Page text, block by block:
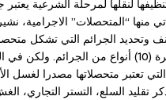
لنقلها لمرحلة الشرعية
منها “المتحصلات” الاجرامية،
وتحديد الجرائم التي تشكل
هذه الجرائم، في بداية الأمر، لا تتعدي عشرة (10)
الجرائم التي تعتبر متحصلاتها
تقليد السلع، التستر التجاري،